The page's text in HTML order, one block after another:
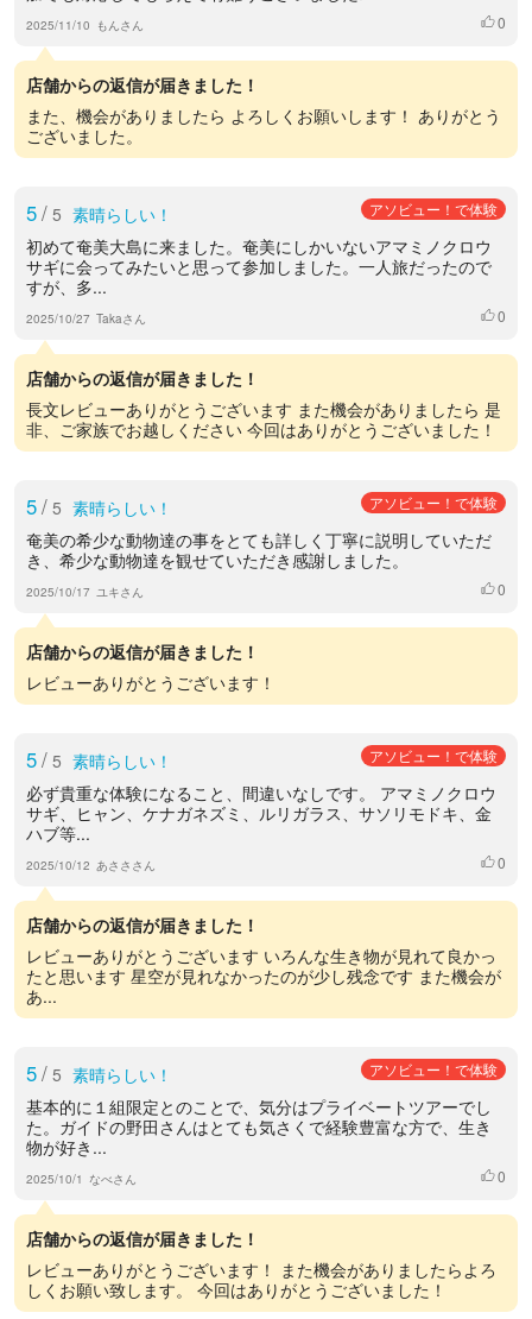
2025/11/10 もんさん いいね
0
店舗からの返信が届きました！
また、機会がありましたら よろしくお願いします！ ありがとう
ございました。
5/ 5 素晴らしい！ アソビュー！で体験
初めて奄美大島に来ました。奄美にしかいないアマミノクロウ
サギに会ってみたいと思って参加しました。一人旅だったので
すが、多...
2025/10/27 Takaさん いいね
0
店舗からの返信が届きました！
長文レビューありがとうございます また機会がありましたら 是
非、ご家族でお越しください 今回はありがとうございました！
5/ 5 素晴らしい！ アソビュー！で体験
奄美の希少な動物達の事をとても詳しく丁寧に説明していただ
き、希少な動物達を観せていただき感謝しました。
2025/10/17 ユキさん いいね
0
店舗からの返信が届きました！
レビューありがとうございます！
5/ 5 素晴らしい！ アソビュー！で体験
必ず貴重な体験になること、間違いなしです。 アマミノクロウ
サギ、ヒャン、ケナガネズミ、ルリガラス、サソリモドキ、金
ハブ等...
2025/10/12 あさささん いいね
0
店舗からの返信が届きました！
レビューありがとうございます いろんな生き物が見れて良かっ
たと思います 星空が見れなかったのが少し残念です また機会が
あ...
5/ 5 素晴らしい！ アソビュー！で体験
基本的に１組限定とのことで、気分はプライベートツアーでし
た。ガイドの野田さんはとても気さくで経験豊富な方で、生き
物が好き...
2025/10/1 なべさん いいね
0
店舗からの返信が届きました！
レビューありがとうございます！ また機会がありましたらよろ
しくお願い致します。 今回はありがとうございました！